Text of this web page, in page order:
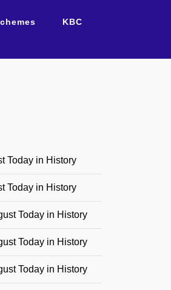
KBC
Today in History
Today in History
Today in History
Today in History
Today in History